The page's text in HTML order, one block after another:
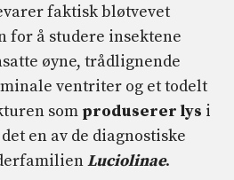
faktisk bløtvevet
for å studere insektene
øyne, trådlignende
ventriter og et todelt
som produserer lys i
en av de diagnostiske
Luciolinae.